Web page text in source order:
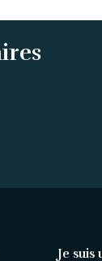
Je suis